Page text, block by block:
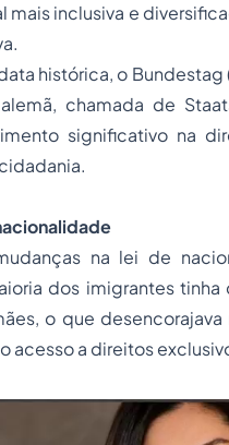
inclusiva e
histórica, o
chamada de
significativo na
na lei de
dos imigrantes
o que
acesso a direitos